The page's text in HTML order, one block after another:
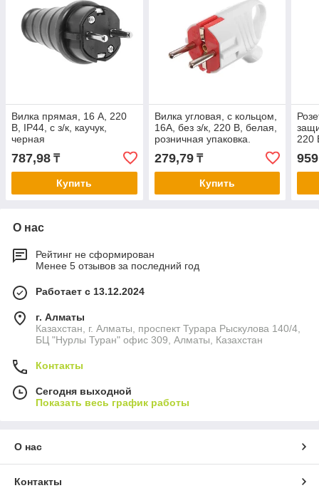
Вилка прямая, 16 А, 220
В, IP44, с з/к, каучук,
черная
787,98 ₸
Купить
Вилка угловая, с кольцом,
16А, без з/к, 220 В, белая,
розничная упаковка.
279,79₸
Купить
220
О нас
Рейтинг не сформирован
Менее 5 отзывов за последний год
Работает с 13.12.2024
г. Алматы
Казахстан, г. Алматы, проспект Турара Рыскулова 140/4,
БЦ "Нурлы Туран" офис 309, Алматы, Казахстан
Контакты
Сегодня выходной
Показать весь график работы
О нас
Контакты